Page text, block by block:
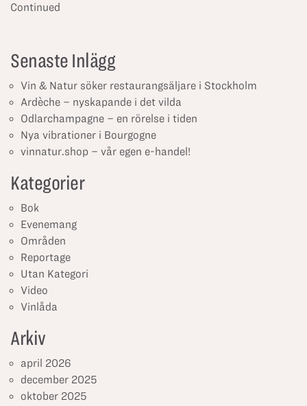
Continued
Senaste Inlägg
Vin & Natur söker restaurangsäljare i Stockholm
Ardèche – nyskapande i det vilda
Odlarchampagne – en rörelse i tiden
Nya vibrationer i Bourgogne
vinnatur.shop – vår egen e-handel!
Kategorier
Bok
Evenemang
Områden
Reportage
Utan Kategori
Video
Vinlåda
Arkiv
april 2026
december 2025
oktober 2025